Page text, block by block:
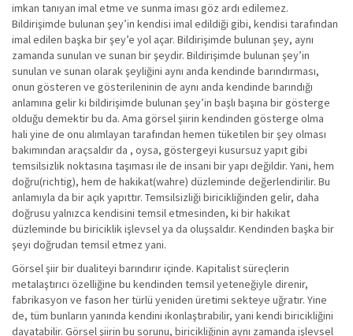
imkan tanıyan imal etme ve sunma iması göz ardı edilemez.
Bildirişimde bulunan şey’in kendisi imal edildiği gibi, kendisi tarafından
imal edilen başka bir şey’e yol açar. Bildirişimde bulunan şey, aynı
zamanda sunulan ve sunan bir şeydir. Bildirişimde bulunan şey’in
sunulan ve sunan olarak şeyliğini aynı anda kendinde barındırması,
onun gösteren ve gösterileninin de aynı anda kendinde barındığı
anlamına gelir ki bildirişimde bulunan şey’in başlı başına bir gösterge
olduğu demektir bu da. Ama görsel şiirin kendinden gösterge olma
hali yine de onu alımlayan tarafından hemen tüketilen bir şey olması
bakımından araçsaldır da , oysa, göstergeyi kusursuz yapıt gibi
temsilsizlik noktasına taşıması ile de insani bir yapı değildir. Yani, hem
doğru(richtig), hem de hakikat(wahre) düzleminde değerlendirilir. Bu
anlamıyla da bir açık yapıttır. Temsilsizliği biricikliğinden gelir, daha
doğrusu yalnızca kendisini temsil etmesinden, ki bir hakikat
düzleminde bu biriciklik işlevsel ya da oluşsaldır. Kendinden başka bir
şeyi doğrudan temsil etmez yani.
Görsel şiir bir dualiteyi barındırır içinde. Kapitalist süreçlerin
metalaştırıcı özelliğine bu kendinden temsil yeteneğiyle direnir,
fabrikasyon ve fason her türlü yeniden üretimi sekteye uğratır. Yine
de, tüm bunların yanında kendini ikonlaştırabilir, yani kendi biricikliğini
dayatabilir. Görsel şiirin bu sorunu, biricikliğinin aynı zamanda işlevsel